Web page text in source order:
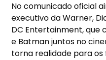
No comunicado oficial
executivo da Warner,
DC Entertainment, que
e Batman juntos no
torna realidade para os